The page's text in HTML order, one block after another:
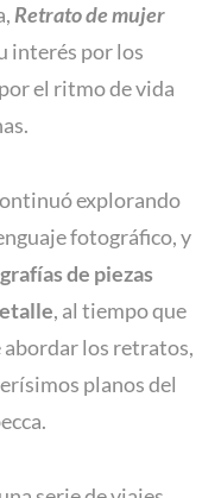
Retrato de mujer
interés por los
el ritmo de vida
explorando
fotográfico, y
de piezas
, al tiempo que
abordar los retratos,
planos del